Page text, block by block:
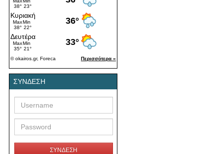
ΣΎΝΔΕΣΗ
ΣΥΝΔΕΣΗ